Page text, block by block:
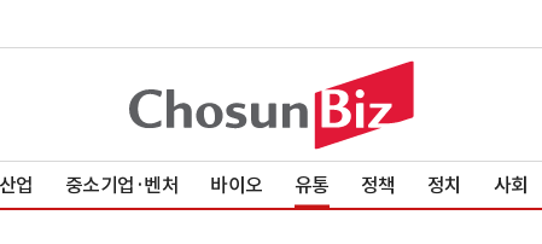
산업 중소기업·벤처 바이오 유통 정책 정치 사회